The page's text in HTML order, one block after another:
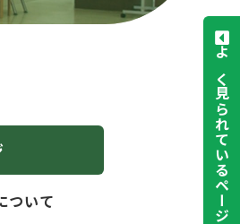
よく見られているページ
ついて